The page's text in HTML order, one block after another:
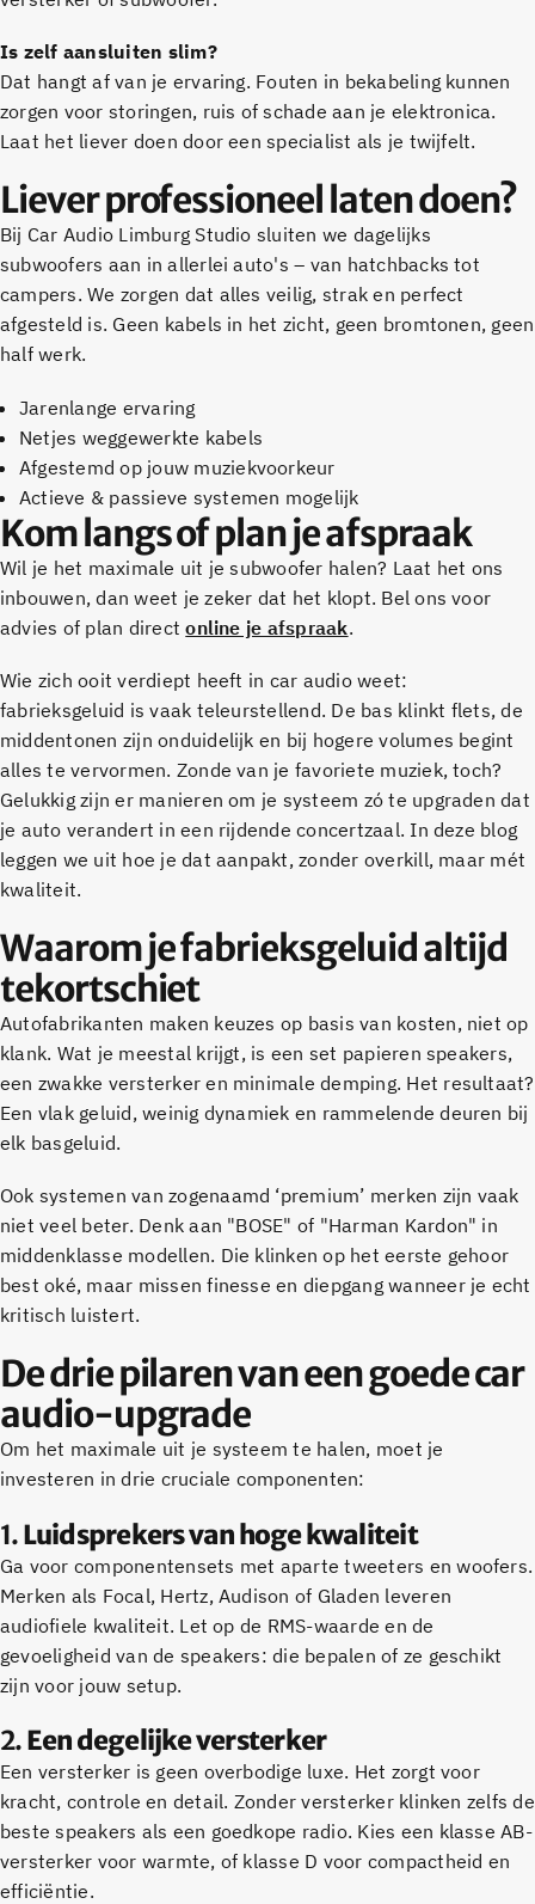
Is zelf aansluiten slim?
Dat hangt af van je ervaring. Fouten in bekabeling kunnen
zorgen voor storingen, ruis of schade aan je elektronica.
Laat het liever doen door een specialist als je twijfelt.
Liever professioneel laten doen?
Bij Car Audio Limburg Studio sluiten we dagelijks
subwoofers aan in allerlei auto's – van hatchbacks tot
campers. We zorgen dat alles veilig, strak en perfect
afgesteld is. Geen kabels in het zicht, geen bromtonen, geen
half werk.
Jarenlange ervaring
Netjes weggewerkte kabels
Afgestemd op jouw muziekvoorkeur
Actieve & passieve systemen mogelijk
Kom langs of plan je afspraak
Wil je het maximale uit je subwoofer halen? Laat het ons
inbouwen, dan weet je zeker dat het klopt. Bel ons voor
advies of plan directonline je afspraak.
Wie zich ooit verdiept heeft in car audio weet:
fabrieksgeluid is vaak teleurstellend. De bas klinkt flets, de
middentonen zijn onduidelijk en bij hogere volumes begint
alles te vervormen. Zonde van je favoriete muziek, toch?
Gelukkig zijn er manieren om je systeem zó te upgraden dat
je auto verandert in een rijdende concertzaal. In deze blog
leggen we uit hoe je dat aanpakt, zonder overkill, maar mét
kwaliteit.
Waarom je fabrieksgeluid altijd
tekortschiet
Autofabrikanten maken keuzes op basis van kosten, niet op
klank. Wat je meestal krijgt, is een set papieren speakers,
een zwakke versterker en minimale demping. Het resultaat?
Een vlak geluid, weinig dynamiek en rammelende deuren bij
elk basgeluid.
Ook systemen van zogenaamd ‘premium’ merken zijn vaak
niet veel beter. Denk aan "BOSE" of "Harman Kardon" in
middenklasse modellen. Die klinken op het eerste gehoor
best oké, maar missen finesse en diepgang wanneer je echt
kritisch luistert.
De drie pilaren van een goede car
audio-upgrade
Om het maximale uit je systeem te halen, moet je
investeren in drie cruciale componenten:
1.Luidsprekers van hoge kwaliteit
Ga voor componentensets met aparte tweeters en woofers.
Merken als Focal, Hertz, Audison of Gladen leveren
audiofiele kwaliteit. Let op de RMS-waarde en de
gevoeligheid van de speakers: die bepalen of ze geschikt
zijn voor jouw setup.
2.Een degelijke versterker
Een versterker is geen overbodige luxe. Het zorgt voor
kracht, controle en detail. Zonder versterker klinken zelfs de
beste speakers als een goedkope radio. Kies een klasse AB-
versterker voor warmte, of klasse D voor compactheid en
efficiëntie.